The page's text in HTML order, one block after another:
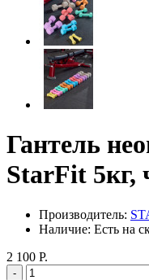
Гантель
StarFit 5кг,
Производитель:
Наличие: Есть на
2 100 Р.
-